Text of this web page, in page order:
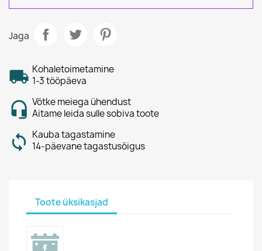
Jaga
Kohaletoimetamine
1-3 tööpäeva
Võtke meiega ühendust
Aitame leida sulle sobiva toote
Kauba tagastamine
14-päevane tagastusõigus
Toote üksikasjad